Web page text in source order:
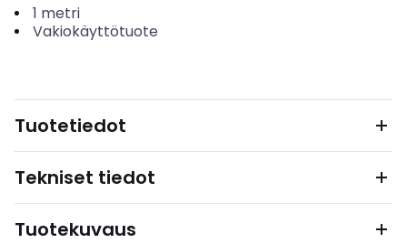
1 metri
Vakiokäyttötuote
Tuotetiedot
Tekniset tiedot
Tuotekuvaus